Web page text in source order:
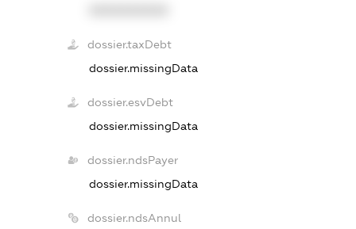
dossier.taxDebt
dossier.missingData
dossier.esvDebt
dossier.missingData
dossier.ndsPayer
dossier.missingData
dossier.ndsAnnul